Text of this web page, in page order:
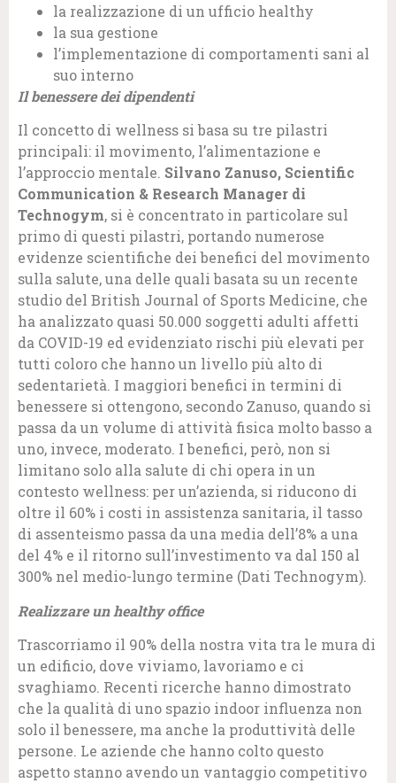
la realizzazione di un ufficio healthy
la sua gestione
l’implementazione di comportamenti sani al
suo interno
Il benessere dei dipendenti
Il concetto di wellness si basa su tre pilastri
principali: il movimento, l’alimentazione e
l’approccio mentale. Silvano Zanuso, Scientific
Communication & Research Manager di
Technogym, si è concentrato in particolare sul
primo di questi pilastri, portando numerose
evidenze scientifiche dei benefici del movimento
sulla salute, una delle quali basata su un recente
studio del British Journal of Sports Medicine, che
ha analizzato quasi 50.000 soggetti adulti affetti
da COVID-19 ed evidenziato rischi più elevati per
tutti coloro che hanno un livello più alto di
sedentarietà. I maggiori benefici in termini di
benessere si ottengono, secondo Zanuso, quando si
passa da un volume di attività fisica molto basso a
uno, invece, moderato. I benefici, però, non si
limitano solo alla salute di chi opera in un
contesto wellness: per un’azienda, si riducono di
oltre il 60% i costi in assistenza sanitaria, il tasso
di assenteismo passa da una media dell’8% a una
del 4% e il ritorno sull’investimento va dal 150 al
300% nel medio-lungo termine (Dati Technogym).
Realizzare un healthy office
Trascorriamo il 90% della nostra vita tra le mura di
un edificio, dove viviamo, lavoriamo e ci
svaghiamo. Recenti ricerche hanno dimostrato
che la qualità di uno spazio indoor influenza non
solo il benessere, ma anche la produttività delle
persone. Le aziende che hanno colto questo
aspetto stanno avendo un vantaggio competitivo